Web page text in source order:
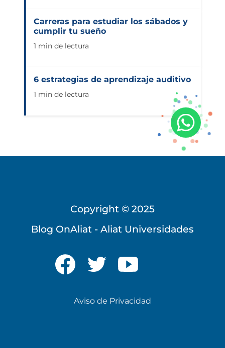
Carreras para estudiar los sábados y
cumplir tu sueño
1 min de lectura
6 estrategias de aprendizaje auditivo
1 min de lectura
Copyright © 2025
Blog OnAliat - Aliat Universidades
Aviso de Privacidad
Universidad Virtual
Te brindamos información